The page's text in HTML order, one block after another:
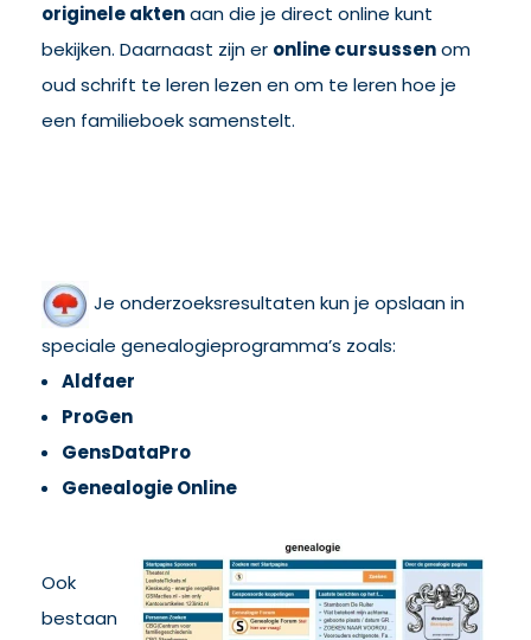
originele aktenaan die je direct online kunt
bekijken. Daarnaast zijn er online cursussenom
oud schrift te leren lezen en om te leren hoe je
een familieboek samenstelt.
Je onderzoeksresultaten kun je opslaan in
speciale genealogieprogramma’s zoals:
Aldfaer
ProGen
GensDataPro
Genealogie Online
Ook
bestaan